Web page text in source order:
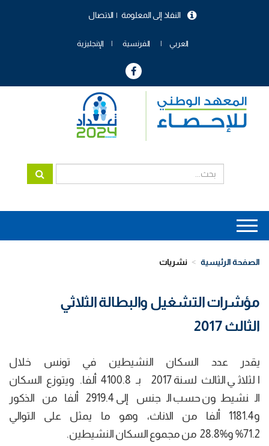
الاتصال النفاذ إلى المعلومة
العربي الفرنسية الإنجليزية
Main
navigation
الصفحة الرئيسية نشريات
مؤشرات التشغيل والبطالة الثلاثي
الثالث 2017
يقدر عدد السكان النشيطين في تونس خلال
الثلاثي الثالث لسنة 2017 بـ 4100.8 ألفا. ويتوزع السكان
النشيطون حسب الجنس إلى 2919.4 ألفا من الذكور
و1181.4 ألفا من الاناث، وهو ما يمثل على التوالي
71.2% و%28.8 من مجموع السكان النشيطين.